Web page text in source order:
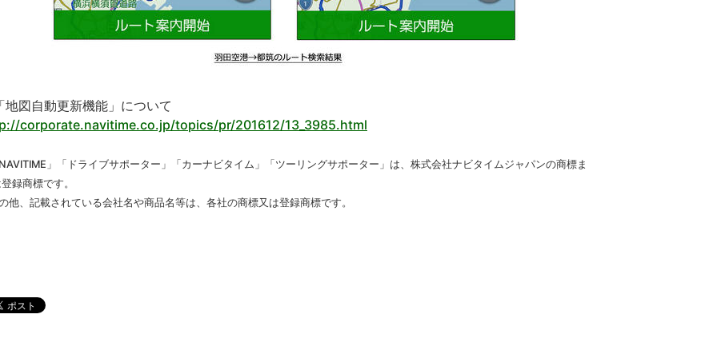
図自動更新機能」について
corporate.navitime.co.jp/topics/pr/201612/13_3985.html
」「ドライブサポーター」「カーナビタイム」「ツーリングサポーター」は、株式会社ナビタイムジャパンの商標ま
録商標です。
他、記載されている会社名や商品名等は、各社の商標又は登録商標です。